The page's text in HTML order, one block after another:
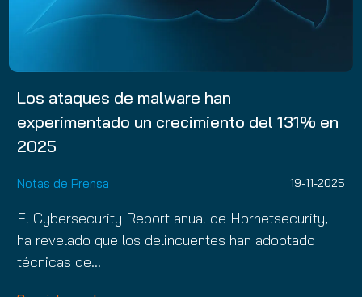
Los ataques de malware han
experimentado un crecimiento del 131% en
2025
Notas de Prensa 19-11-2025
El Cybersecurity Report anual de Hornetsecurity,
ha revelado que los delincuentes han adoptado
técnicas de…